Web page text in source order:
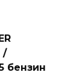
/
бензин